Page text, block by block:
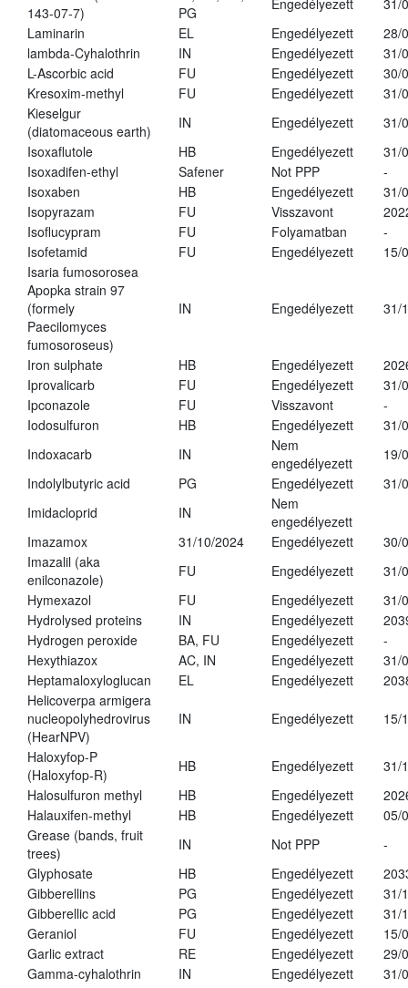
143-07-7)
PG
Engedélyezett
31/
Laminarin
EL Engedélyezett
28/
lambda-Cyhalothrin
IN Engedélyezett
31/
L-Ascorbic acid
FU Engedélyezett
30/
Kresoxim-methyl
FU Engedélyezett
31/
Kieselgur
(diatomaceous earth)
IN Engedélyezett
31/
Isoxaflutole
HB Engedélyezett
31/
Isoxadifen-ethyl
Safener Not PPP
-
Isoxaben
HB Engedélyezett
31/
Isopyrazam
FU Visszavont
Isoflucypram
FU Folyamatban
-
Isofetamid
FU Engedélyezett
15/
Isaria fumosorosea
Apopka strain 97
(formely
Paecilomyces
fumosoroseus)
IN Engedélyezett 31/
Iron sulphate HB Engedélyezett
Iprovalicarb
FU Engedélyezett
31/
Ipconazole
FU Visszavont
-
Iodosulfuron
HB Engedélyezett
31/
Indoxacarb
IN
Nem
engedélyezett
19/
Indolylbutyric acid
PG Engedélyezett
31/
Imidacloprid
IN
Nem
engedélyezett
Imazamox
31/10/2024 Engedélyezett
30/
Imazalil (aka
enilconazole)
FU Engedélyezett
31/
Hymexazol
FU Engedélyezett
31/
Hydrolysed proteins
IN Engedélyezett
Hydrogen peroxide
BA, FU Engedélyezett
-
Hexythiazox
AC, IN Engedélyezett
31/
Heptamaloxyloglucan
EL Engedélyezett
Helicoverpa armigera
nucleopolyhedrovirus
(HearNPV)
IN Engedélyezett 15/
Haloxyfop-P
(Haloxyfop-R)
HB Engedélyezett
31/
Halosulfuron methyl
HB Engedélyezett
Halauxifen-methyl
HB Engedélyezett
05/
Grease (bands, fruit
trees)
IN Not PPP
-
Glyphosate
HB Engedélyezett
Gibberellins
PG Engedélyezett
31/
Gibberellic acid
PG Engedélyezett
31/
Geraniol
FU Engedélyezett
15/
Garlic extract
RE Engedélyezett
29/
Gamma-cyhalothrin
IN Engedélyezett
31/